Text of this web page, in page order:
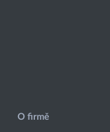
O firmě